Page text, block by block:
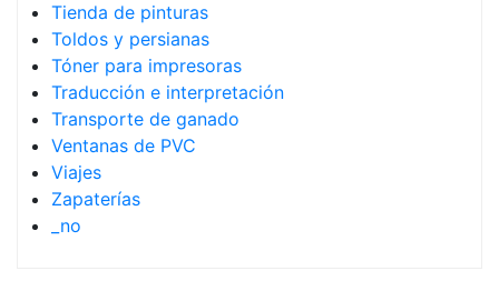
Tienda de pinturas
Toldos y persianas
Tóner para impresoras
Traducción e interpretación
Transporte de ganado
Ventanas de PVC
Viajes
Zapaterías
_no